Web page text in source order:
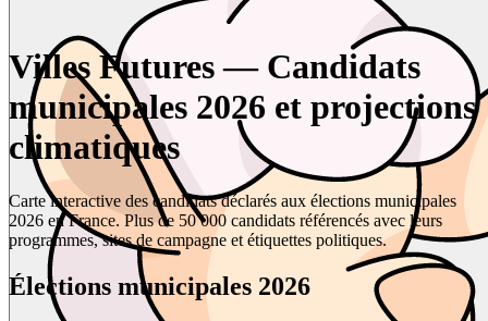
Villes Futures — Candidats
municipales 2026 et projections
climatiques
Carte interactive des candidats déclarés aux élections municipales
2026 en France. Plus de 50 000 candidats référencés avec leurs
programmes, sites de campagne et étiquettes politiques.
Élections municipales 2026